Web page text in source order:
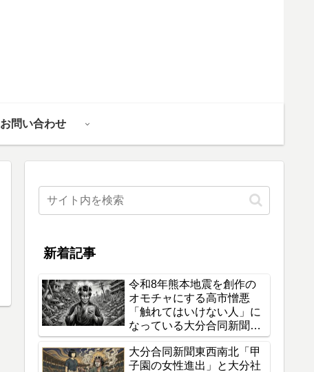
お問い合わせ
新着記事
令和8年熊本地震を創作の
オモチャにする高市憎悪
「触れてはいけない人」に
なっている大分合同新聞東
西南北の狂気
大分合同新聞東西南北「甲
子園の女性進出」と大分社